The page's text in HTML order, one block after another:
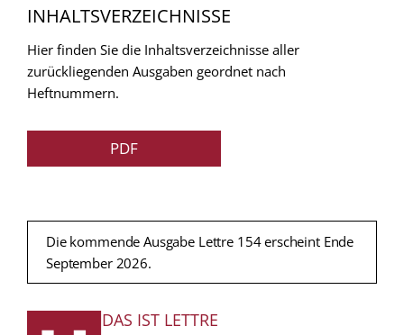
INHALTSVERZEICHNISSE
Hier finden Sie die Inhaltsverzeichnisse aller
zurückliegenden Ausgaben geordnet nach
Heftnummern.
PDF
Die kommende Ausgabe Lettre 154 erscheint Ende
September 2026.
FUSSZEILE
DAS IST LETTRE